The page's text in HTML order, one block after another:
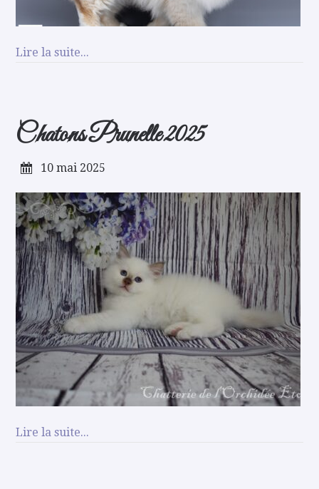
Lire la suite...
Chatons Prunelle 2025
10 mai 2025
Lire la suite...